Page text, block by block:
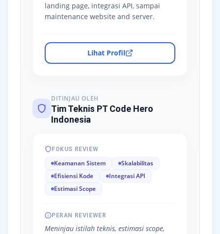
landing page, integrasi API, sampai
maintenance website and server.
Lihat Profil
DITINJAU OLEH
Tim Teknis PT Code Hero
Indonesia
FOKUS REVIEW
Keamanan Sistem
Skalabilitas
Efisiensi Kode
Integrasi API
Estimasi Scope
PERAN REVIEWER
Meninjau istilah teknis, estimasi scope,